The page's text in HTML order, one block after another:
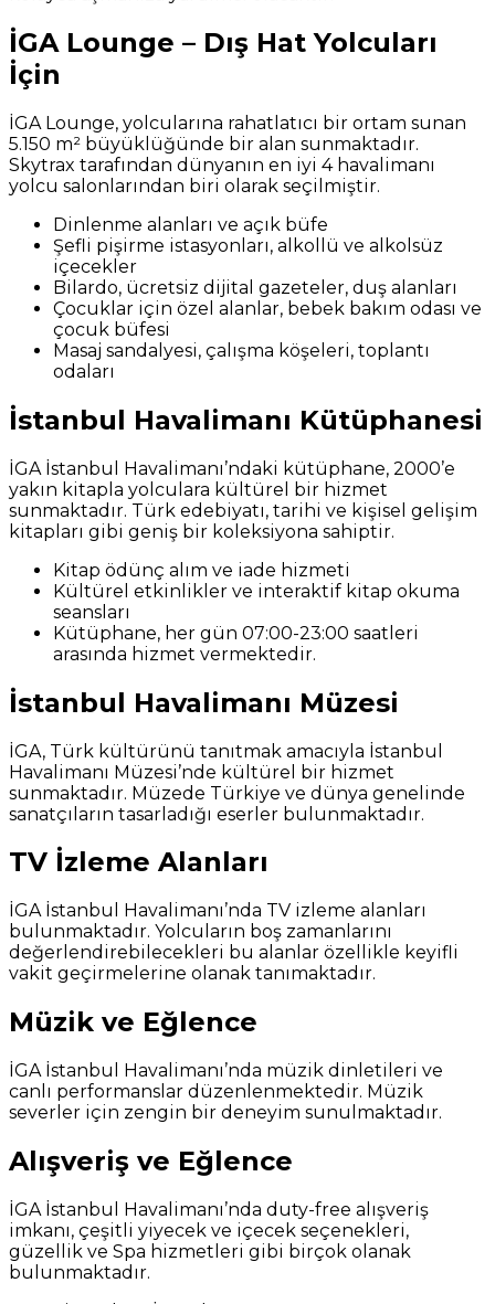
İGA Lounge – Dış Hat Yolcuları
İçin
İGA Lounge, yolcularına rahatlatıcı bir ortam sunan
5.150 m² büyüklüğünde bir alan sunmaktadır.
Skytrax tarafından dünyanın en iyi 4 havalimanı
yolcu salonlarından biri olarak seçilmiştir.
Dinlenme alanları ve açık büfe
Şefli pişirme istasyonları, alkollü ve alkolsüz
içecekler
Bilardo, ücretsiz dijital gazeteler, duş alanları
Çocuklar için özel alanlar, bebek bakım odası ve
çocuk büfesi
Masaj sandalyesi, çalışma köşeleri, toplantı
odaları
İstanbul Havalimanı Kütüphanesi
İGA İstanbul Havalimanı’ndaki kütüphane, 2000’e
yakın kitapla yolculara kültürel bir hizmet
sunmaktadır. Türk edebiyatı, tarihi ve kişisel gelişim
kitapları gibi geniş bir koleksiyona sahiptir.
Kitap ödünç alım ve iade hizmeti
Kültürel etkinlikler ve interaktif kitap okuma
seansları
Kütüphane, her gün 07:00-23:00 saatleri
arasında hizmet vermektedir.
İstanbul Havalimanı Müzesi
İGA, Türk kültürünü tanıtmak amacıyla İstanbul
Havalimanı Müzesi’nde kültürel bir hizmet
sunmaktadır. Müzede Türkiye ve dünya genelinde
sanatçıların tasarladığı eserler bulunmaktadır.
TV İzleme Alanları
İGA İstanbul Havalimanı’nda TV izleme alanları
bulunmaktadır. Yolcuların boş zamanlarını
değerlendirebilecekleri bu alanlar özellikle keyifli
vakit geçirmelerine olanak tanımaktadır.
Müzik ve Eğlence
İGA İstanbul Havalimanı’nda müzik dinletileri ve
canlı performanslar düzenlenmektedir. Müzik
severler için zengin bir deneyim sunulmaktadır.
Alışveriş ve Eğlence
İGA İstanbul Havalimanı’nda duty-free alışveriş
imkanı, çeşitli yiyecek ve içecek seçenekleri,
güzellik ve Spa hizmetleri gibi birçok olanak
bulunmaktadır.